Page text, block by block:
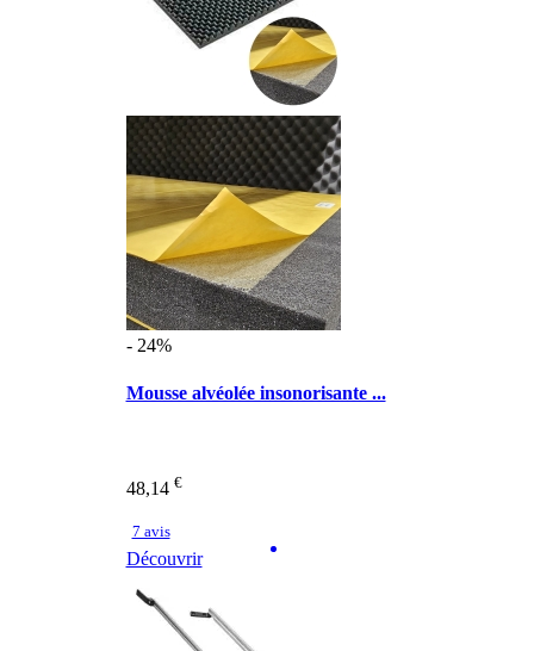
- 24%
Mousse alvéolée insonorisante ...
48,14 €
7 avis
Découvrir